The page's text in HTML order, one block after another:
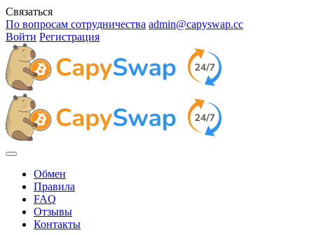
Связаться
По вопросам сотрудничества admin@capyswap.cc
Войти Регистрация
Обмен
Правила
FAQ
Отзывы
Контакты